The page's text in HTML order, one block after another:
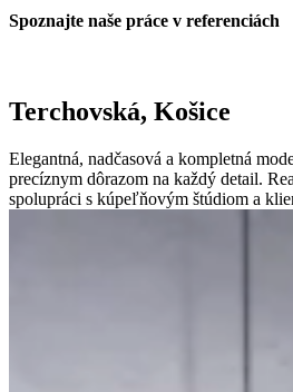
Spoznajte naše práce v referenciách
Terchovská, Košice
Elegantná, nadčasová a kompletná
precíznym dôrazom na každý detail.
spolupráci s kúpeľňovým štúdiom a